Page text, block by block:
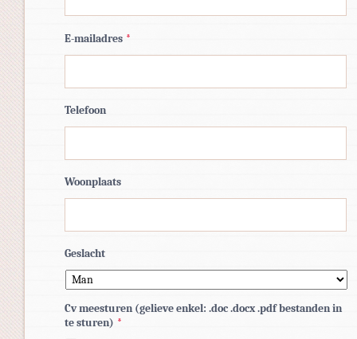
E-mailadres *
Telefoon
Woonplaats
Geslacht
Cv meesturen (gelieve enkel: .doc .docx .pdf bestanden in
te sturen) *